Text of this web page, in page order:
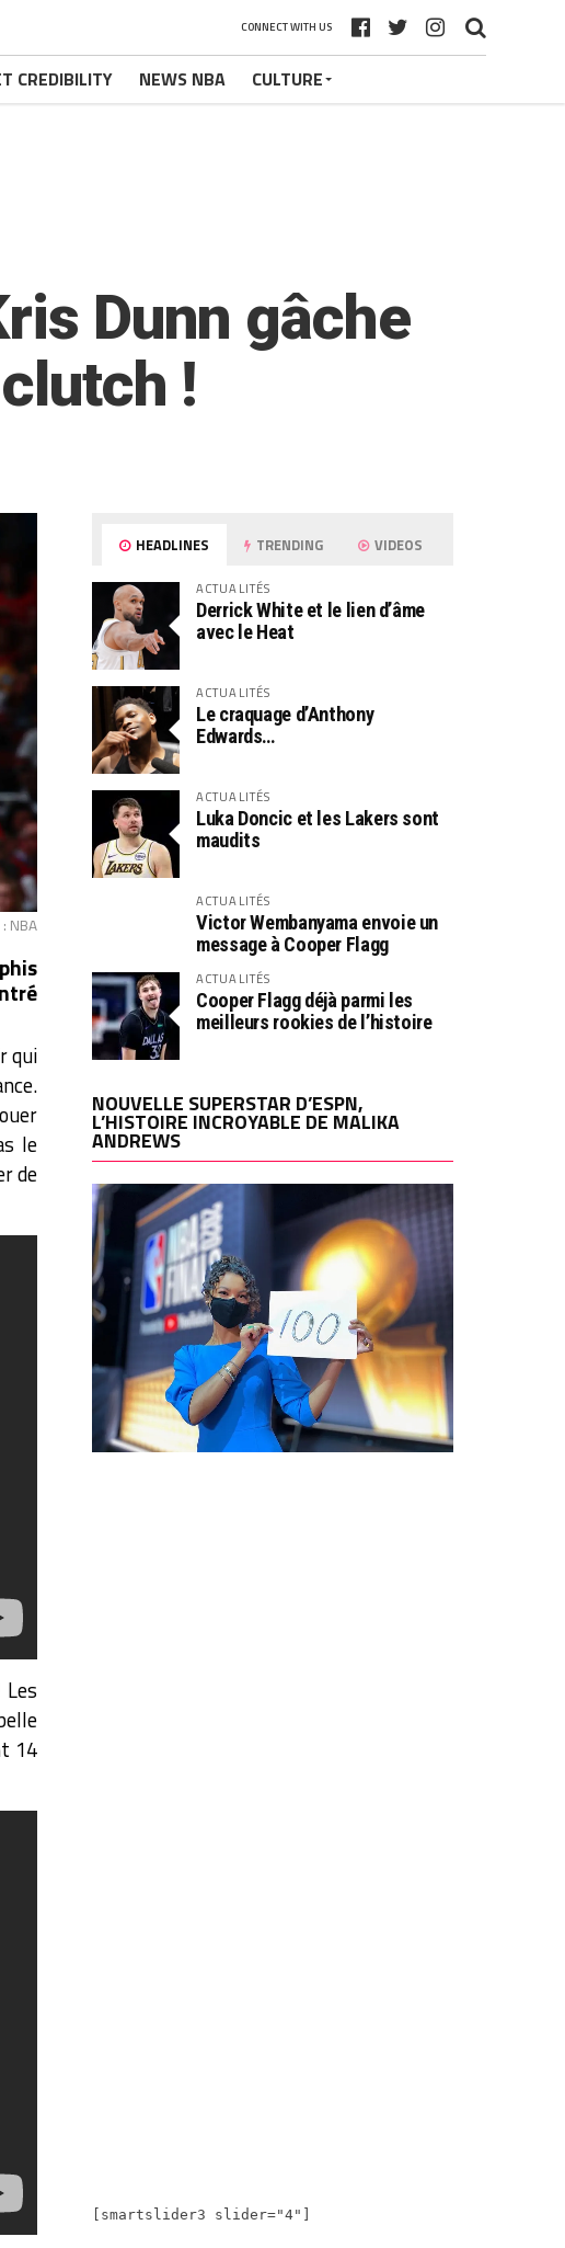
CONNECT WITH US
CREDIBILITY NEWS NBA CULTURE
Dunn gâche
!
NBA
qui
le
de
Les
14
HEADLINES TRENDING VIDEOS
ACTUALITÉS
Derrick White et le lien d’âme
avec le Heat
ACTUALITÉS
Le craquage d’Anthony
Edwards…
ACTUALITÉS
Luka Doncic et les Lakers sont
maudits
ACTUALITÉS
Victor Wembanyama envoie un
message à Cooper Flagg
ACTUALITÉS
Cooper Flagg déjà parmi les
meilleurs rookies de l’histoire
NOUVELLE SUPERSTAR D’ESPN,
L’HISTOIRE INCROYABLE DE MALIKA
ANDREWS
[smartslider3 slider="4"]